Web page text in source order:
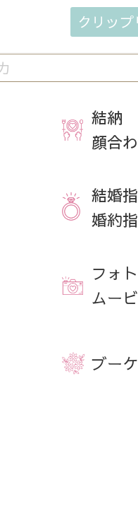
クリッ
結納
顔合
結婚
婚約
フォト
ムー
ブーケ